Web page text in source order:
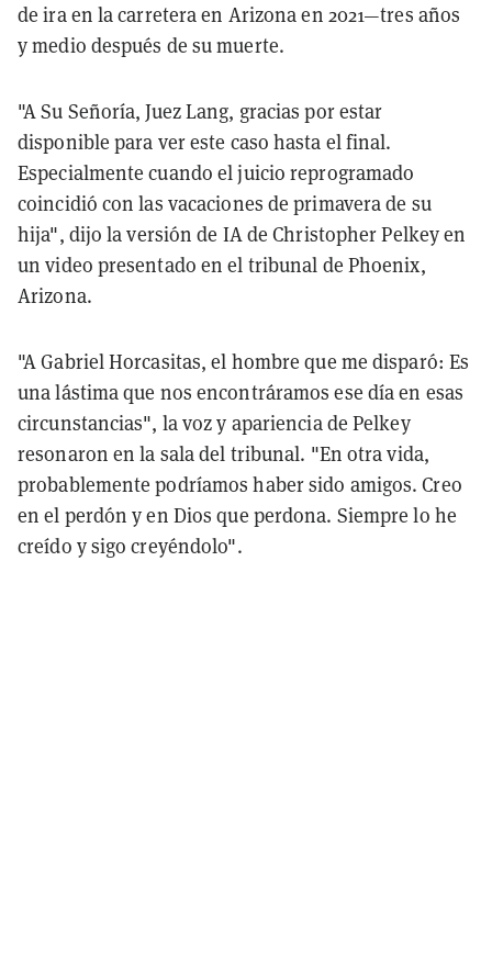
de ira en la carretera en Arizona en 2021—tres años
y medio después de su muerte.
"A Su Señoría, Juez Lang, gracias por estar
disponible para ver este caso hasta el final.
Especialmente cuando el juicio reprogramado
coincidió con las vacaciones de primavera de su
hija", dijo la versión de IA de Christopher Pelkey en
un video presentado en el tribunal de Phoenix,
Arizona.
"A Gabriel Horcasitas, el hombre que me disparó: Es
una lástima que nos encontráramos ese día en esas
circunstancias", la voz y apariencia de Pelkey
resonaron en la sala del tribunal. "En otra vida,
probablemente podríamos haber sido amigos. Creo
en el perdón y en Dios que perdona. Siempre lo he
creído y sigo creyéndolo".